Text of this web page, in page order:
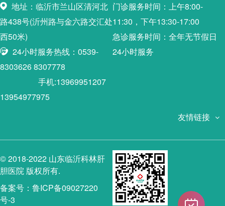
地址：临沂市兰山区清河北
路438号(沂州路与金六路交汇处
西50米)
24小时服务热线：0539-
8303626 8307778
手机:13969951207
13954977975
门诊服务时间：上午8:00-
11:30，下午13:30-17:00
急诊服务时间：全年无节假日
24小时服务
友情链接
© 2018-2022 山东临沂科林肝
胆医院 版权所有.
备案号：鲁ICP备09027220
号-3